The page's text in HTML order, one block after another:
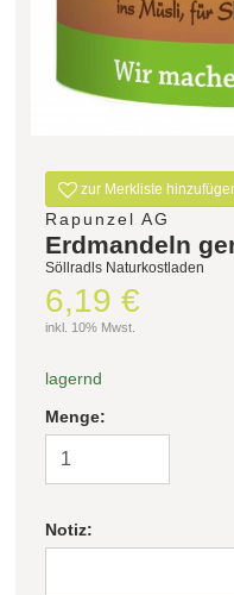
zur Merkliste
Rapunzel AG
Erdmandeln
Söllradls Naturkostladen
6,19 €
inkl. 10% Mwst.
lagernd
Menge:
Notiz: